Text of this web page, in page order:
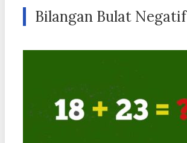
Bilangan Bulat Negatif